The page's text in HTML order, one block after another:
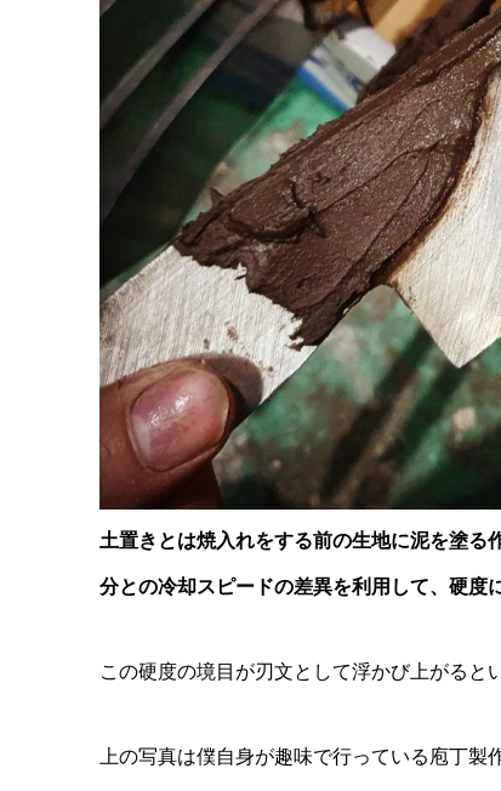
土置きとは焼入れをする前の生地に泥を塗る
分との冷却スピードの差異を利用して、硬度
この硬度の境目が刃文として浮かび上がると
上の写真は僕自身が趣味で行っている庖丁